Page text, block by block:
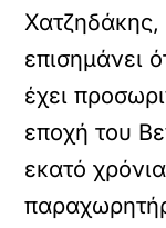
Χατζηδάκης,
επισημάνει
έχει
εποχή του
εκατό